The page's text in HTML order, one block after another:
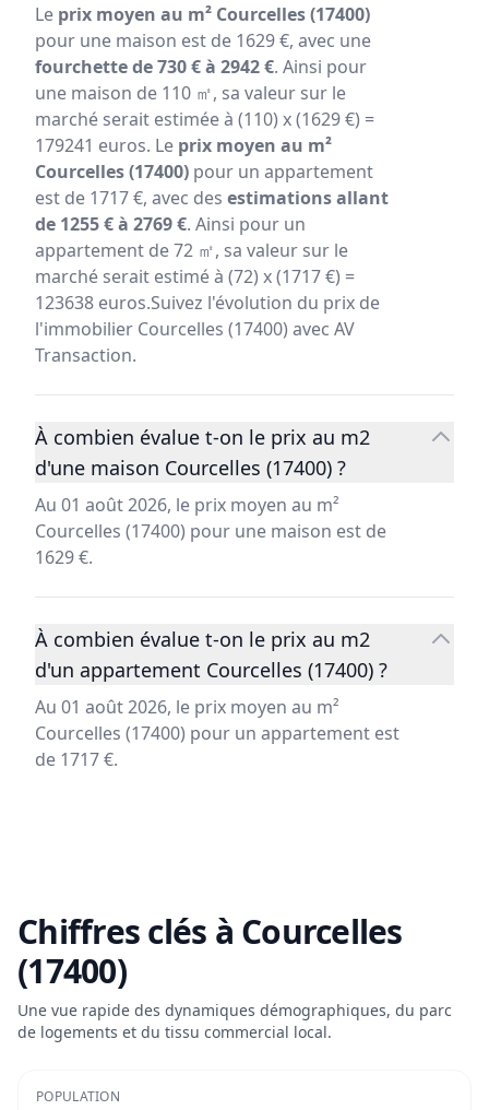
Le prix moyen au m² Courcelles (17400)
pour une maison est de 1629 €, avec une
fourchette de 730 € à 2942 €. Ainsi pour
une maison de 110 ㎡, sa valeur sur le
marché serait estimée à (110) x (1629 €) =
179241 euros. Le prix moyen au m²
Courcelles (17400) pour un appartement
est de 1717 €, avec des estimations allant
de 1255 € à 2769 €. Ainsi pour un
appartement de 72 ㎡, sa valeur sur le
marché serait estimé à (72) x (1717 €) =
123638 euros.Suivez l'évolution du prix de
l'immobilier Courcelles (17400) avec AV
Transaction.
À combien évalue t-on le prix au m2
d'une maison Courcelles (17400) ?
Au 01 août 2026, le prix moyen au m²
Courcelles (17400) pour une maison est de
1629 €.
À combien évalue t-on le prix au m2
d'un appartement Courcelles (17400) ?
Au 01 août 2026, le prix moyen au m²
Courcelles (17400) pour un appartement est
de 1717 €.
Chiffres clés à Courcelles
(17400)
Une vue rapide des dynamiques démographiques, du parc
de logements et du tissu commercial local.
POPULATION